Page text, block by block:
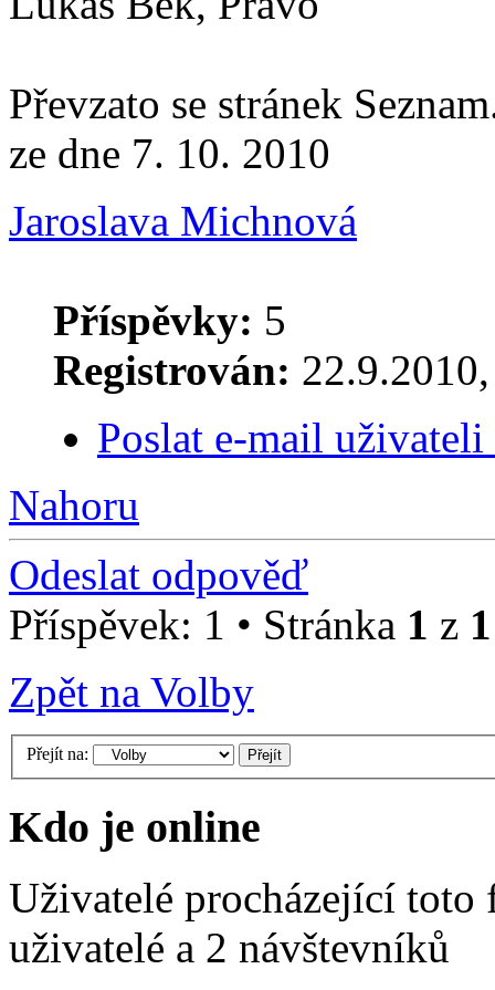
Převzato se stránek
ze dne 7. 10. 2010
Jaroslava Michnová
Příspěvky: 5
Registrován:
Poslat e-mail
Nahoru
Odeslat odpověď
Příspěvek: 1 • Stránka 1 z 1
Zpět na Volby
Přejít na:
Kdo je online
Uživatelé procházející
uživatelé a 2 návštevníků